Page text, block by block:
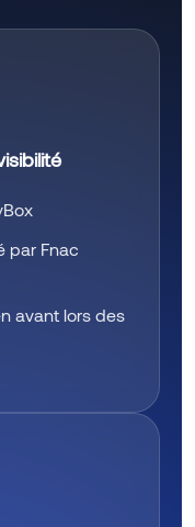
par Fnac
avant lors des